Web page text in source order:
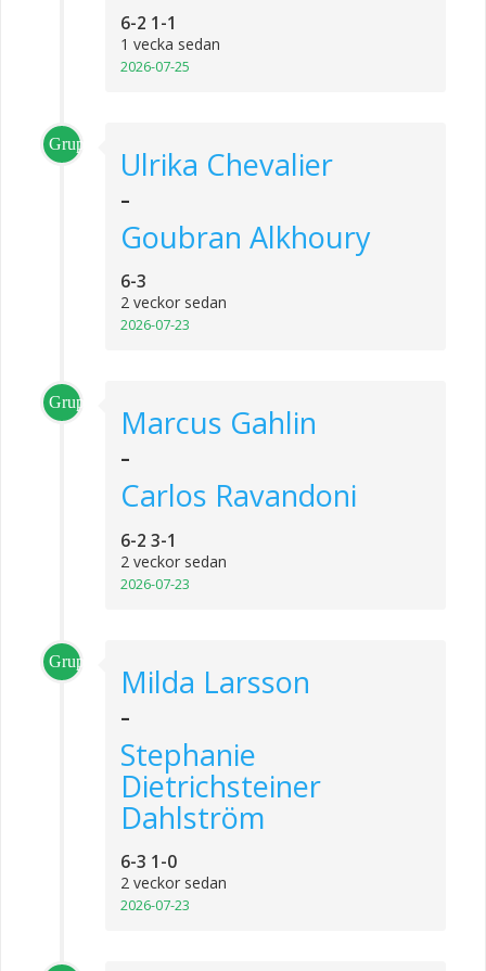
6-2 1-1
1 vecka sedan
2026-07-25
Grupp_4
Ulrika Chevalier
-
Goubran Alkhoury
6-3
2 veckor sedan
2026-07-23
Grupp_1
Marcus Gahlin
-
Carlos Ravandoni
6-2 3-1
2 veckor sedan
2026-07-23
Grupp_4
Milda Larsson
-
Stephanie
Dietrichsteiner
Dahlström
6-3 1-0
2 veckor sedan
2026-07-23